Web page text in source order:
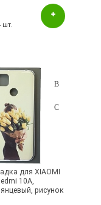
шт.
для XIAOMI
10A,
рисунок